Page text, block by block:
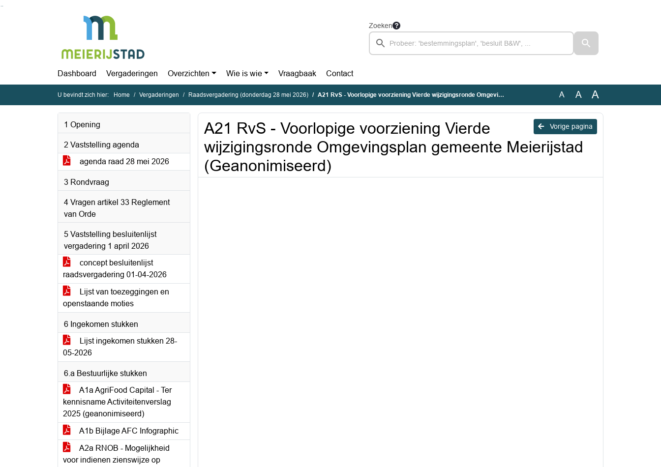
Zoeken
Dashboard Vergaderingen Overzichten Wie is wie Vraagbaak Contact
U bevindt zich hier: Home Vergaderingen Raadsvergadering (donderdag 28 mei 2026) A21 RvS - Voorlopige voorziening Vierde wijzigingsronde Omgevingsplan gemeente Meierijstad (Geanonimiseerd) A A A
1 Opening
2 Vaststelling agenda
agenda raad 28 mei 2026
3 Rondvraag
4 Vragen artikel 33 Reglement
van Orde
5 Vaststelling besluitenlijst
vergadering 1 april 2026
concept besluitenlijst
raadsvergadering 01-04-2026
Lijst van toezeggingen en
openstaande moties
6 Ingekomen stukken
Lijst ingekomen stukken 28-
05-2026
6.a Bestuurlijke stukken
A1a AgriFood Capital - Ter
kennisname Activiteitenverslag
2025 (geanonimiseerd)
A1b Bijlage AFC Infographic
A2a RNOB - Mogelijkheid
voor indienen zienswijze op
Vorige pagina
A21 RvS - Voorlopige voorziening Vierde
wijzigingsronde Omgevingsplan gemeente Meierijstad
(Geanonimiseerd)